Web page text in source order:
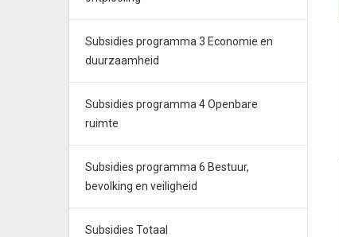
Subsidies programma 3 Economie en
duurzaamheid
Subsidies programma 4 Openbare
ruimte
Subsidies programma 6 Bestuur,
bevolking en veiligheid
Subsidies Totaal